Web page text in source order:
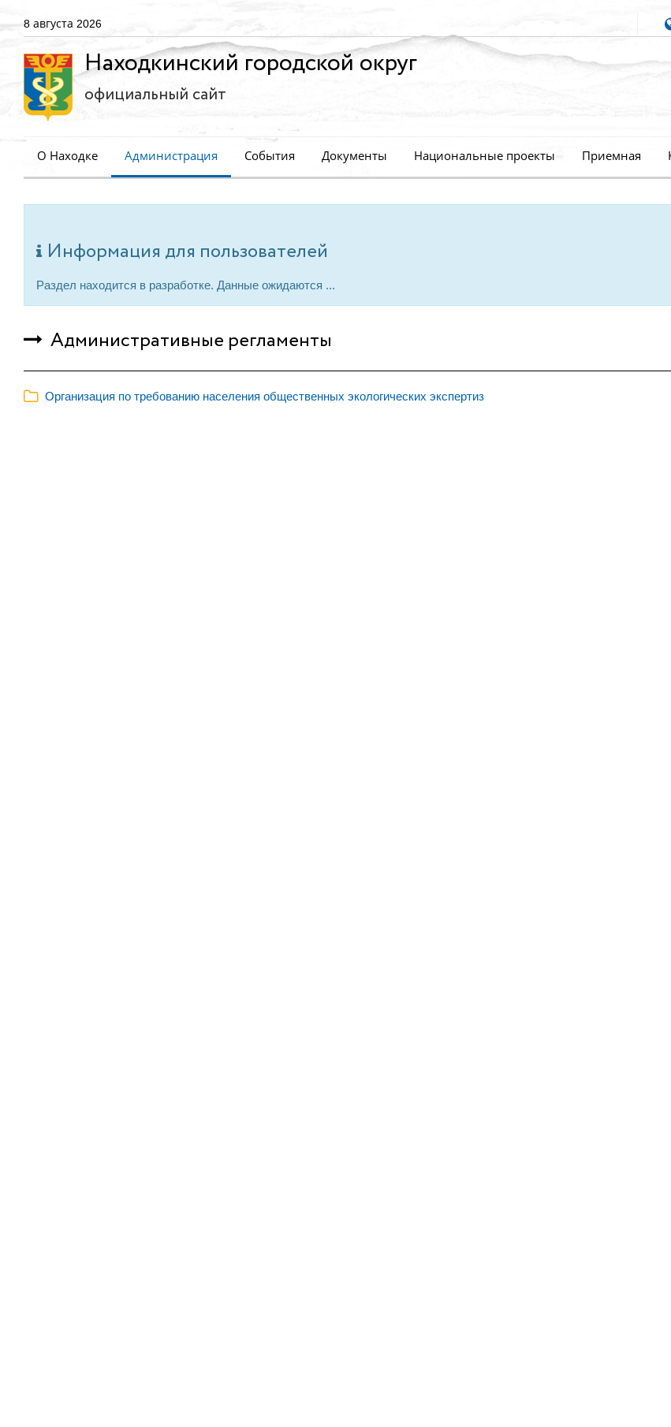
8 августа 2026
Находкинский городской округ
официальный сайт
О Находке Администрация События Документы Национальные проекты Приемная
Информация для пользователей
Раздел находится в разработке. Данные ожидаются ...
Административные регламенты
Организация по требованию населения общественных экологических экспертиз